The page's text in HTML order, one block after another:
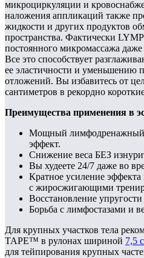
микроциркуляции и
наложения аппликаций также
жидкости и других продуктов
пространства. Фактически
постоянного микромассажа
Все это способствует
ее эластичности и уменьшению
отложений. Вы избавитесь от
сантиметров в рекордно
Преимущества применения в
Мощный лимфодренажный
эффект.
Снижение веса БЕЗ
Вы худеете 24/7 даже во
Кратное усиление эффекта
с жиросжигающими
Восстановление
Борьба с лимфостазами и
Для крупных участков тела
TAPE™ в рулонах шириной 7,5
для тейпирования крупных